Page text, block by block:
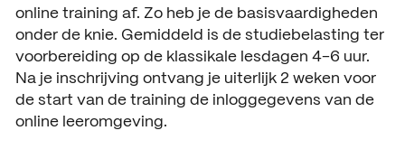
online training af. Zo heb je de basisvaardigheden
onder de knie. Gemiddeld is de studiebelasting ter
voorbereiding op de klassikale lesdagen 4-6 uur.
Na je inschrijving ontvang je uiterlijk 2 weken voor
de start van de training de inloggegevens van de
online leeromgeving.